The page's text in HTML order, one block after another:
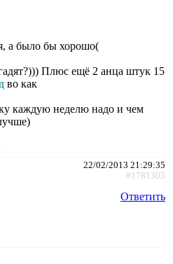
а было бы хорошо(
Плюс ещё 2 анца штук 15
во как
каждую неделю надо и чем
22/02/2013 21:29:35
#1781303
Ответить